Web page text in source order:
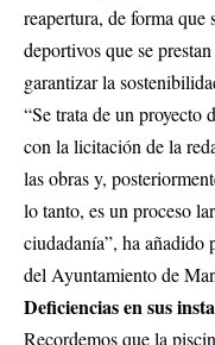
reapertura, de forma que
deportivos que se
garantizar la
“Se trata de un proyecto
con la licitación de la
las obras y,
lo tanto, es un proceso
ciudadanía”, ha añadido
del Ayuntamiento de
Deficiencias en sus
Recordemos que la